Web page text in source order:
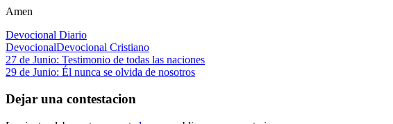
Amen
Devocional Diario
DevocionalDevocional Cristiano
Navegación
de
entradas
Entrada
anterior:
27 de Junio: Testimonio de todas las naciones
Siguiente
29 de Junio: Él nunca se olvida de nosotros
Dejar una contestacion